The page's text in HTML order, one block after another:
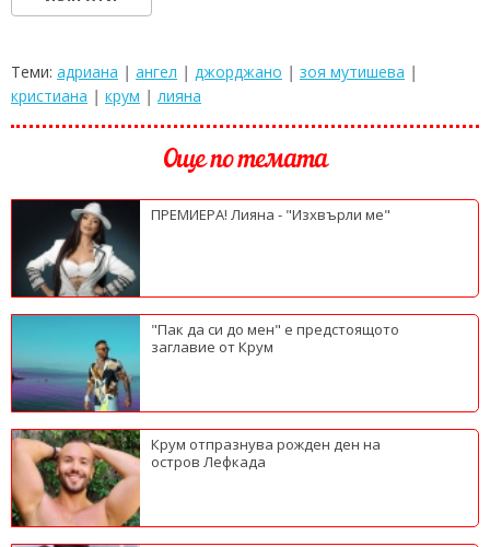
Теми: адриана | ангел | джорджано | зоя мутишева |
кристиана | крум | лияна
Още по темата
ПРЕМИЕРА! Лияна - "Изхвърли ме"
"Пак да си до мен" е предстоящото
заглавие от Крум
Крум отпразнува рожден ден на
остров Лефкада